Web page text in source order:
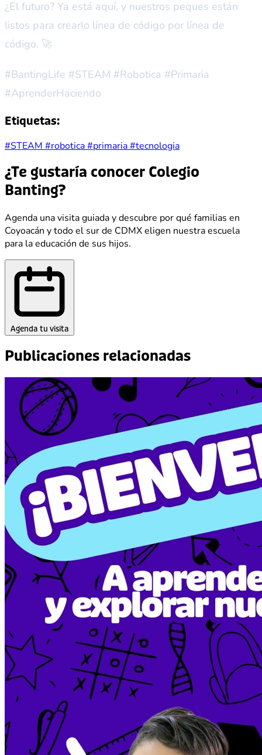
¿El futuro? Ya está aquí, y nuestros peques están
listos para crearlo línea de código por línea de
código. 🚀
#BantingLife #STEAM #Robotica #Primaria
#AprenderHaciendo
Etiquetas:
#STEAM #robotica#primaria#tecnologia
¿Te gustaría conocer Colegio
Banting?
Agenda una visita guiada y descubre por qué familias en
Coyoacán y todo el sur de CDMX eligen nuestra escuela
para la educación de sus hijos.
Agenda tu visita
Publicaciones relacionadas